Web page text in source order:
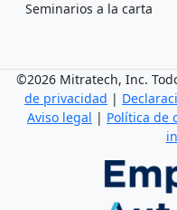
Seminarios a la carta
©2026 Mitratech, Inc.
de privacidad |
Aviso legal | Política de